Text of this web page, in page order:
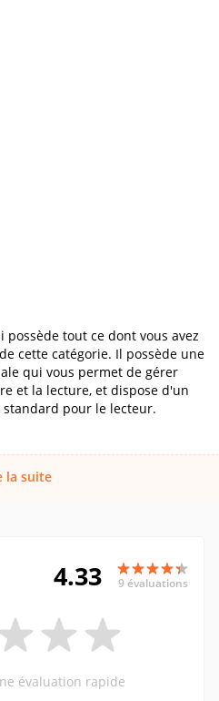
tout ce dont vous avez
cette catégorie. Il possède une
qui vous permet de gérer
et la lecture, et dispose d'un
pour le lecteur.
la suite
4.33 9 évaluations
évaluation rapide